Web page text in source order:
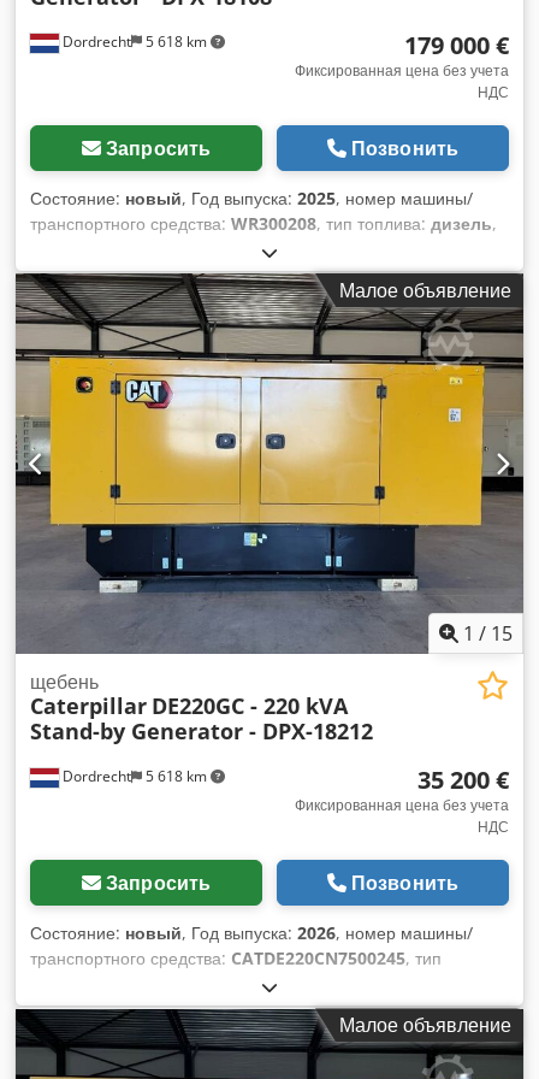
Dordrecht 5 618 km 179 000 €
Фиксированная цена без учета
НДС
Запросить Позвонить
Состояние: новый, Год выпуска: 2025, номер машины/
транспортного средства: WR300208, тип топлива: дизель,
1 000 кВт (1 359,62 л.с.)
двигателей:Caterpillar C32, Назначение: Строительство
Собственный вес: 6.985 кг Мощность генератора: 1.250 кВА
Размеры грузового отсека: 464 x 168 x 216 см Маркировка
CE: да Страна производства: США Обратитесь к команде
DPX для получения дополнительной информации. =
Дополнительные опции и аксессуары = Dkedexq Up Eopfx
Akksr - Панель управления
Малое объявление
1 / 15
Dordrecht 5 618 km
щебень
Caterpillar DE220GC - 220 kVA
Stand-by Generator - DPX-18212
35 200 €
Фиксированная цена без учета
НДС
Запросить Позвонить
Состояние: новый, Год выпуска: 2026, номер машины/
транспортного средства: CATDE220CN7500245, тип
, производитель двигателей:
C7.1, Назначение: Строительство Собственный вес: 1 933 кг
Мощность генератора: 220 кВА Размеры грузового отсека:
332 x 113 x 167 см Сертификат CE: да Объем водяного
Малое объявление